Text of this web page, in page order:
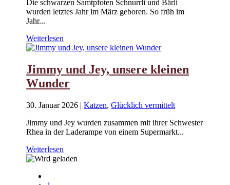
Die schwarzen Samtpfoten Schnurrli und Bärli
wurden letztes Jahr im März geboren. So früh im
Jahr...
Weiterlesen
Jimmy und Jey, unsere kleinen
Wunder
30. Januar 2026 |Katzen,Glücklich vermittelt
Jimmy und Jey wurden zusammen mit ihrer Schwester
Rhea in der Laderampe von einem Supermarkt...
Weiterlesen